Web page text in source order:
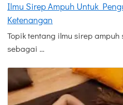
Ilmu Sirep Ampuh Untuk
Ketenangan
Topik tentang ilmu sirep
sebagai …